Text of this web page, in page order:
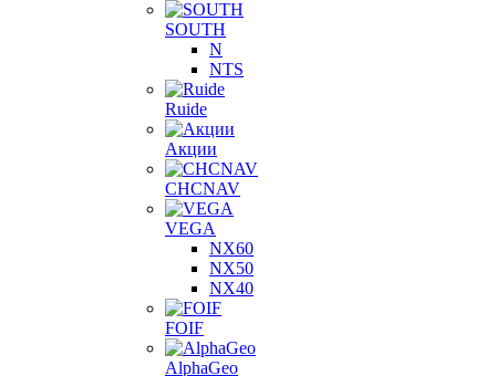
SOUTH
N
NTS
Ruide
Акции
CHCNAV
VEGA
NX60
NX50
NX40
FOIF
AlphaGeo